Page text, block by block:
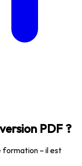
PDF ?
– il est